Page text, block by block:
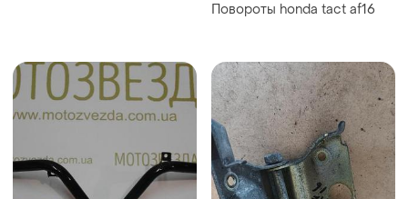
Повороты honda tact af16